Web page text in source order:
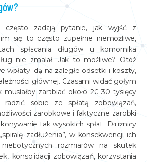
często zadają pytanie, jak wyjść z
się to często zupełnie niemożliwe,
spłacania długów u komornika
nie zmalał. Jak to możliwe? Otóż
wpłaty idą na zaległe odsetki i koszty,
głównej. Czasami widać gołym
musiałby zarabiać około 20-30 tysięcy
radzić sobie ze spłatą zobowiązań,
zarobkowe i faktyczne zarobki
tak wysokich spłat. Dłużnicy
zadłużenia”, w konsekwencji ich
rozmiarów na skutek
konsolidacji zobowiązań, korzystania